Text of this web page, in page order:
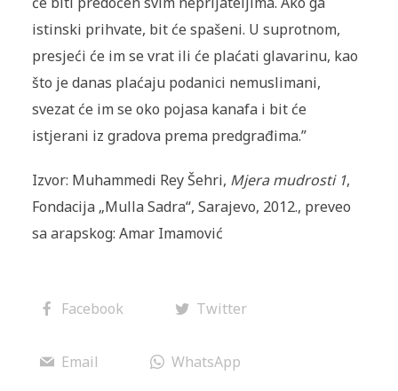
istinski prihvate, bit će spašeni. U suprotnom,
presjeći će im se vrat ili će plaćati glavarinu, kao
što je danas plaćaju podanici nemuslimani,
svezat će im se oko pojasa kanafa i bit će
istjerani iz gradova prema predgrađima.”
Izvor: Muhammedi Rey Šehri, Mjera mudrosti 1,
Fondacija „Mulla Sadra“, Sarajevo, 2012., preveo
sa arapskog: Amar Imamović
Facebook Twitter
Email WhatsApp